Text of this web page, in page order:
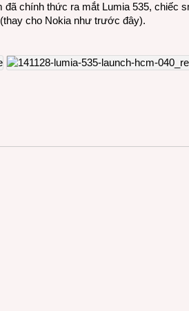
đã chính thức ra mắt Lumia 535, chiếc
cho Nokia như trước đây).